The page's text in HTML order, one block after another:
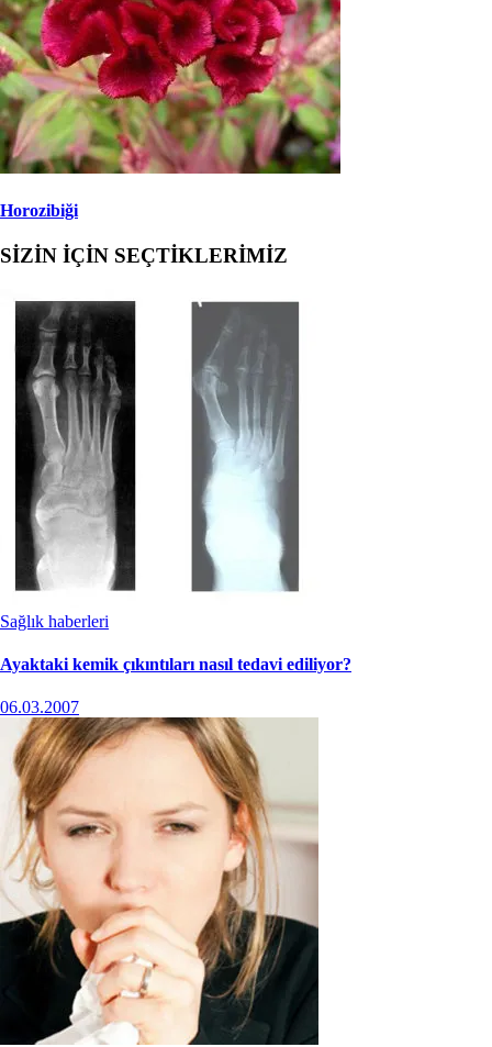
Horozibiği
SİZİN İÇİN SEÇTİKLERİMİZ
Sağlık haberleri
Ayaktaki kemik çıkıntıları nasıl tedavi ediliyor?
06.03.2007